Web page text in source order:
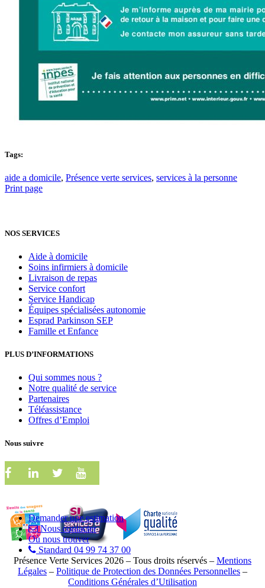
Tags:
aide a domicile, Présence verte services, services à la personne
Print page
NOS SERVICES
Aide à domicile
Soins infirmiers à domicile
Livraison de repas
Service confort
Service Handicap
Équipes spécialisées autonomie
Esprad Parkinson SEP
Famille et Enfance
PLUS D’INFORMATIONS
Qui sommes nous ?
Notre qualité de service
Partenaires
Téléassistance
Offres d’Emploi
Nous suivre
Présence Verte Services 2026 – Tous droits réservés – Mentions
Légales – Politique de Protection des Données Personnelles –
Conditions Générales d’Utilisation
Demander une estimation
Nous contacter
Où nous trouver
Standard 04 99 74 37 00